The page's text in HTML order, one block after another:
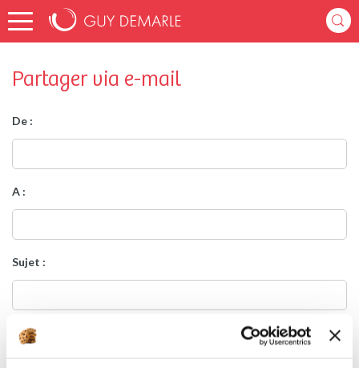
Partager via e-mail
De :
A :
Sujet :
Message :